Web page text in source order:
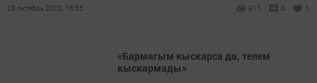
28 октябрь 2020, 16:55 911 0 1
«Бармагым кыскарса да, телем
кыскармады»